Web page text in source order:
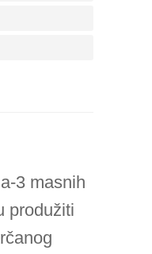
3 masnih
produžiti